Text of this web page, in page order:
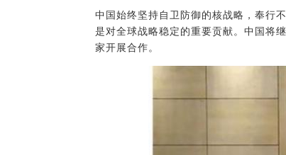
中国始终坚持自卫防御的核战略，奉行
是对全球战略稳定的重要贡献。中国将
家开展合作。